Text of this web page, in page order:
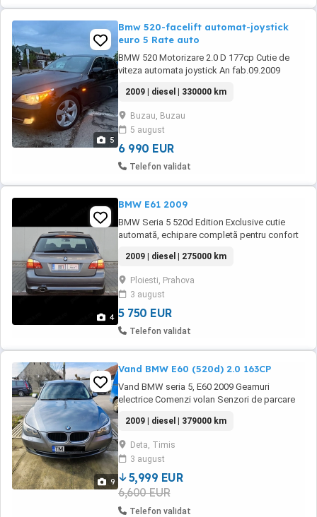
5
Bmw 520-facelift automat-joystick
euro 5 Rate auto
BMW 520 Motorizare 2.0 D 177cp Cutie de
viteza automata joystick An fab.09.2009
Tara de provenienta Germania neinmatriculata
Oferim posibilitatea vanzarii in rate Transport
auto Nr provizorii Dublu climatronik Navigație
Incalzire in scaune Proiectoare ...
2009 | diesel | 330000 km
Buzau, Buzau
5 august
6 990 EUR
Telefon validat
4
BMW E61 2009
BMW Seria 5 520d Edition Exclusive cutie
automată, echipare completă pentru confort
decursul anilor: * distribuție * revizie
efectuată cutie completă * fulie * perne spate
* discuri placute Tot ceea ce s-a schimbat la
mașina, s-a schimbat în service ...
2009 | diesel | 275000 km
Ploiesti, Prahova
3 august
5 750 EUR
Telefon validat
9
Vand BMW E60 (520d) 2.0 163CP
Vand BMW seria 5, E60 2009 Geamuri
electrice Comenzi volan Senzori de parcare
Interior piele foarte bine intretinuta Masina de
nefumatori Distributie schimbata recent pe
original Masina arata si merge impecabil
Masina personala din 2019 Motivul ...
2009 | diesel | 379000 km
Deta, Timis
3 august
5,999 EUR
6,600 EUR
Telefon validat